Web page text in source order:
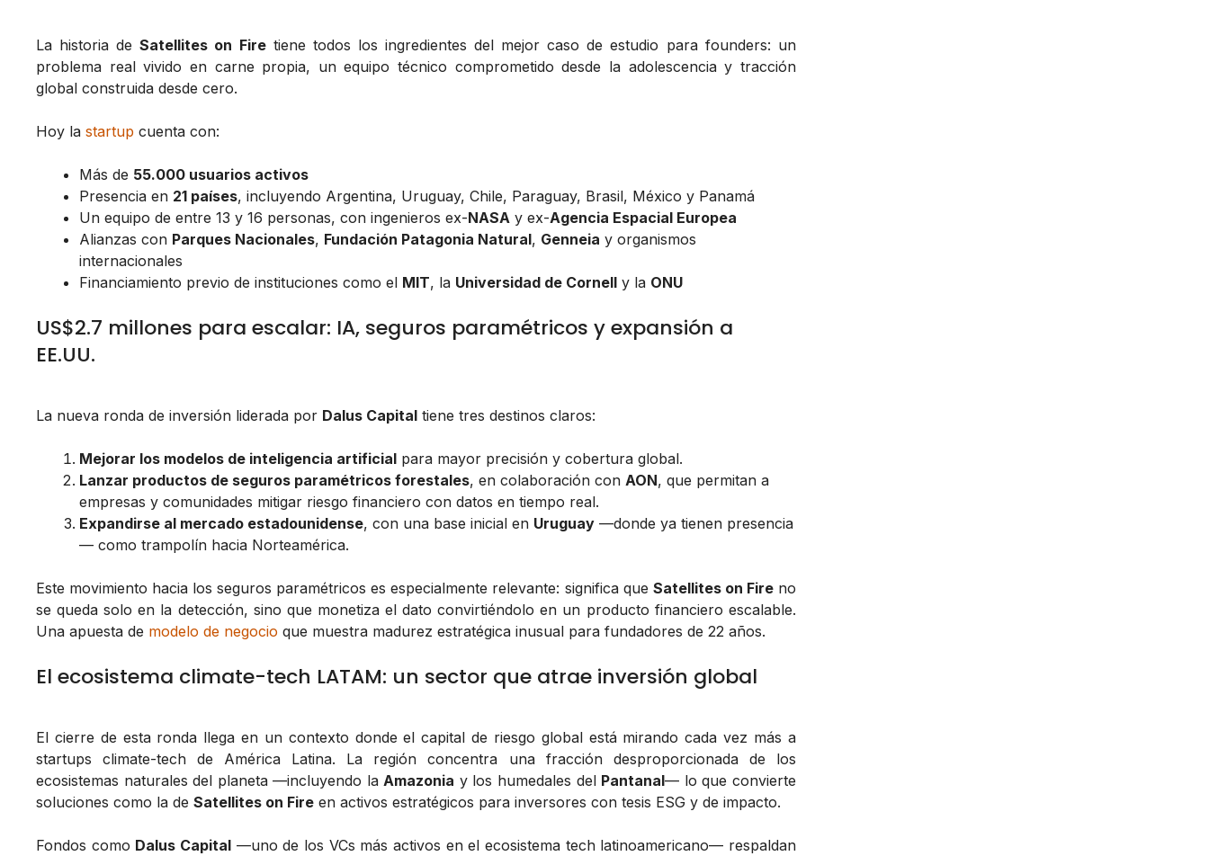
La historia deSatellites on Firetiene todos los ingredientes del mejor caso de estudio para founders: un
problema real vivido en carne propia, un equipo técnico comprometido desde la adolescencia y tracción
global construida desde cero.
Hoy la startup cuenta con:
Más de 55.000 usuarios activos
Presencia en 21 países, incluyendo Argentina, Uruguay, Chile, Paraguay, Brasil, México y Panamá
Un equipo de entre 13 y 16 personas, con ingenieros ex-NASA y ex-Agencia Espacial Europea
Alianzas con Parques Nacionales, Fundación Patagonia Natural, Genneia y organismos
internacionales
Financiamiento previo de instituciones como el MIT, la Universidad de Cornell y la ONU
US$2.7 millones para escalar: IA, seguros paramétricos y expansión a
EE.UU.
La nueva ronda de inversión liderada por Dalus Capital tiene tres destinos claros:
Mejorar los modelos de inteligencia artificial para mayor precisión y cobertura global.
Lanzar productos de seguros paramétricos forestales, en colaboración con AON, que permitan a
empresas y comunidades mitigar riesgo financiero con datos en tiempo real.
Expandirse al mercado estadounidense, con una base inicial en Uruguay —donde ya tienen presencia
— como trampolín hacia Norteamérica.
Este movimiento hacia los seguros paramétricos es especialmente relevante: significa que Satellites on Fireno
se queda solo en la detección, sino que monetiza el dato convirtiéndolo en un producto financiero escalable.
Una apuesta de modelo de negocio que muestra madurez estratégica inusual para fundadores de 22 años.
El ecosistema climate-tech LATAM: un sector que atrae inversión global
El cierre de esta ronda llega en un contexto donde el capital de riesgo global está mirando cada vez más a
startups climate-tech de América Latina. La región concentra una fracción desproporcionada de los
ecosistemas naturales del planeta —incluyendo laAmazonia y los humedales del Pantanal— lo que convierte
soluciones como la de Satellites on Fire en activos estratégicos para inversores con tesis ESG y de impacto.
Fondos como Dalus Capital—uno de los VCs más activos en el ecosistema tech latinoamericano— respaldan